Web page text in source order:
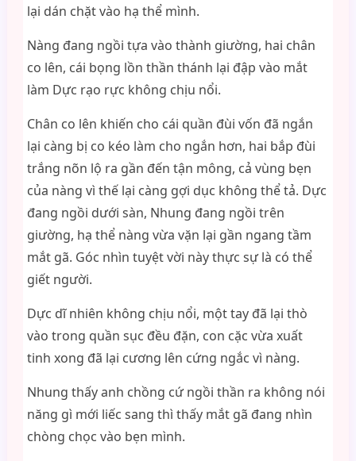
lại dán chặt vào hạ thể mình.
Nàng đang ngồi tựa vào thành giường, hai chân
co lên, cái bọng lồn thần thánh lại đập vào mắt
làm Dực rạo rực không chịu nổi.
Chân co lên khiến cho cái quần đùi vốn đã ngắn
lại càng bị co kéo làm cho ngắn hơn, hai bắp đùi
trắng nõn lộ ra gần đến tận mông, cả vùng bẹn
của nàng vì thế lại càng gợi dục không thể tả. Dực
đang ngồi dưới sàn, Nhung đang ngồi trên
giường, hạ thể nàng vừa vặn lại gần ngang tầm
mắt gã. Góc nhìn tuyệt vời này thực sự là có thể
giết người.
Dực dĩ nhiên không chịu nổi, một tay đã lại thò
vào trong quần sục đều đặn, con cặc vừa xuất
tinh xong đã lại cương lên cứng ngắc vì nàng.
Nhung thấy anh chồng cứ ngồi thần ra không nói
năng gì mới liếc sang thì thấy mắt gã đang nhìn
chòng chọc vào bẹn mình.